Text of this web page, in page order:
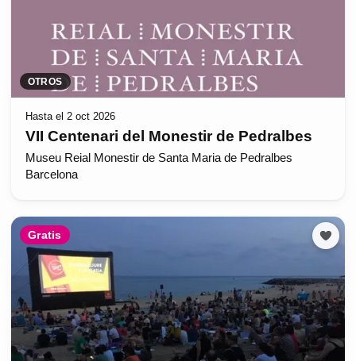
OTROS
Hasta el 2 oct 2026
VII Centenari del Monestir de Pedralbes
Museu Reial Monestir de Santa Maria de Pedralbes
Barcelona
Gratis